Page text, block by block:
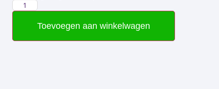
Toevoegen aan winkelwagen